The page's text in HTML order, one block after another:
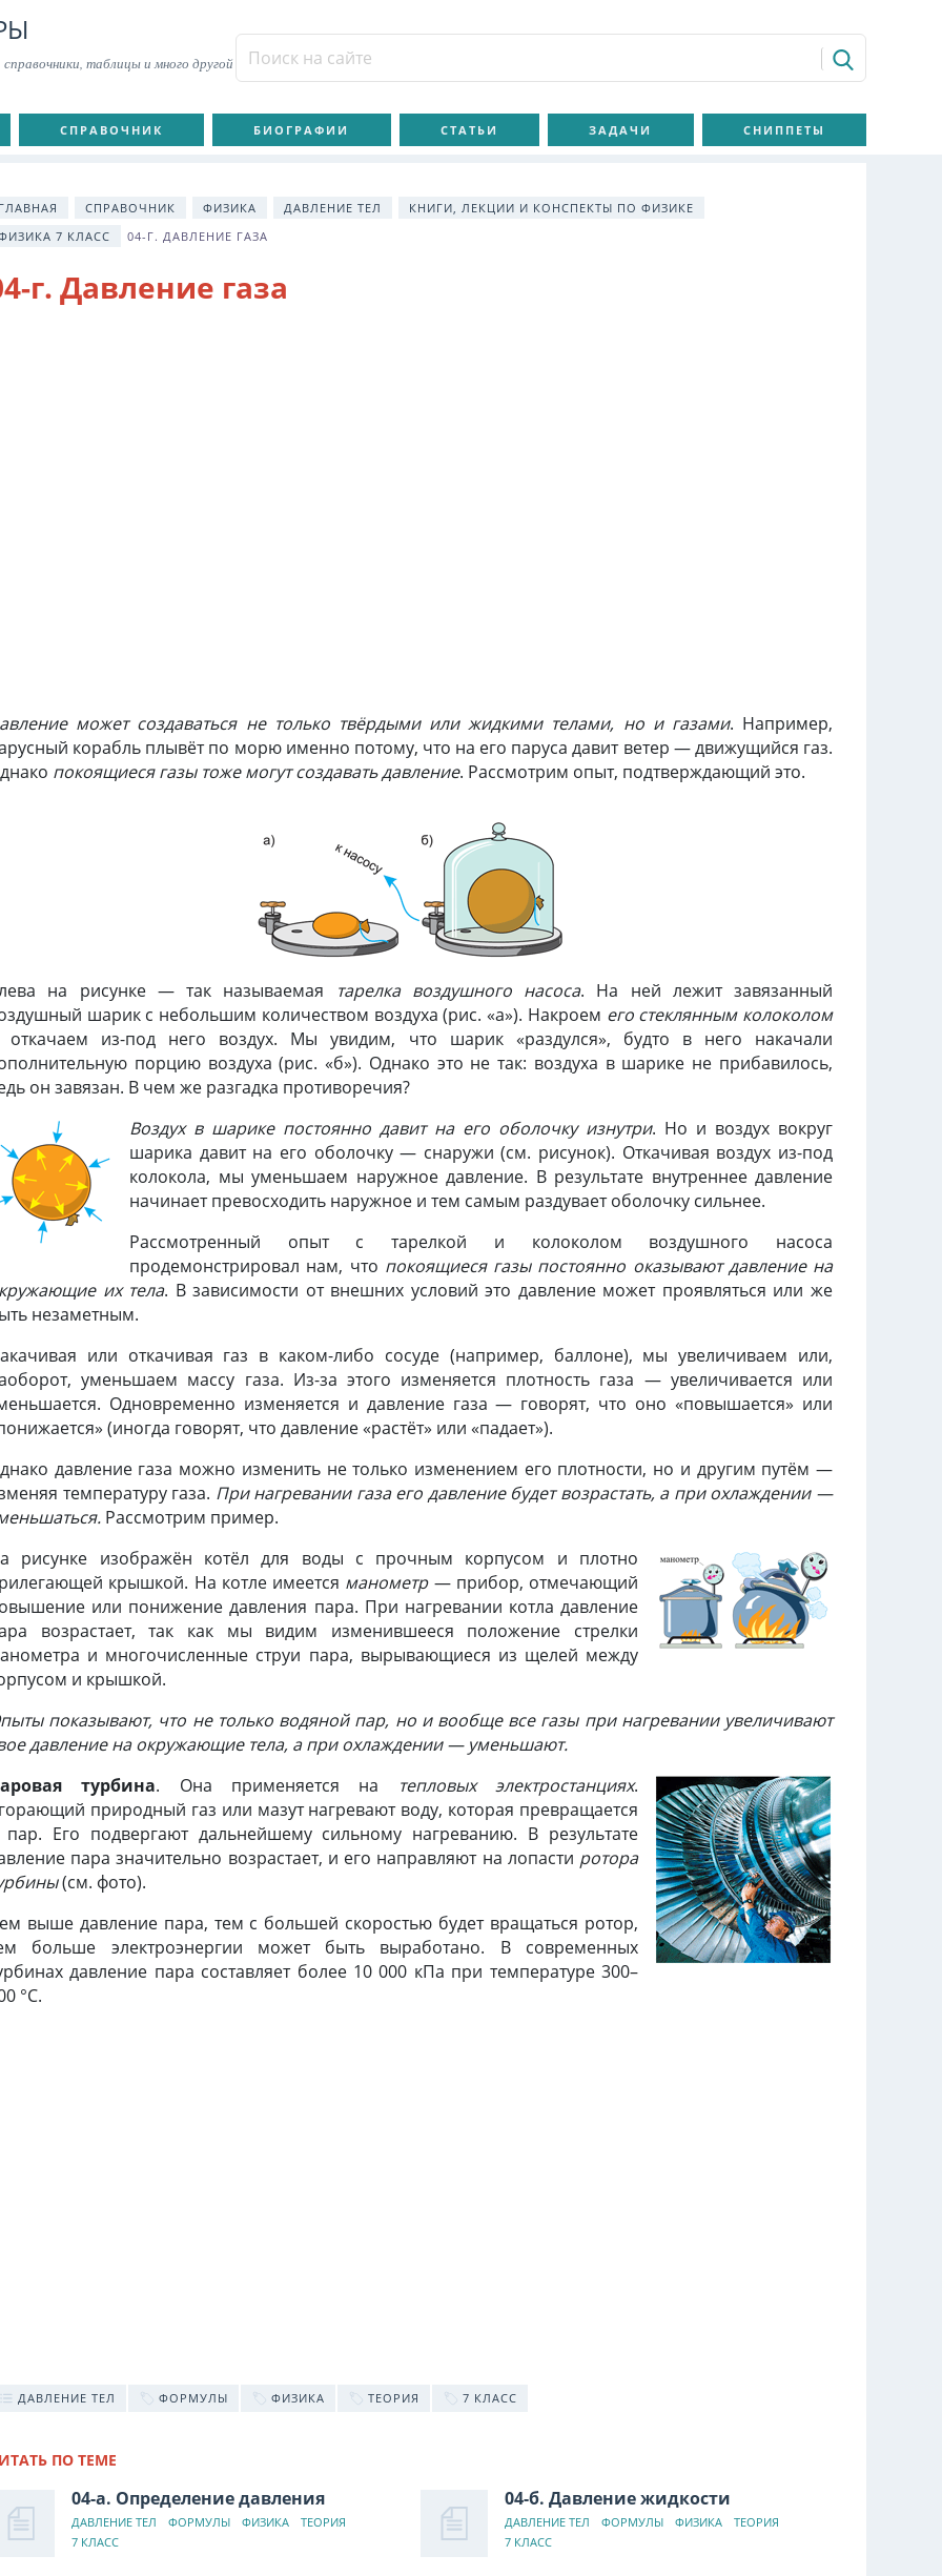
таблицы и много другой
СПРАВОЧНИК БИОГРАФИИ СТАТЬИ ЗАДАЧИ СНИППЕТЫ
СПРАВОЧНИК ФИЗИКА ДАВЛЕНИЕ ТЕЛ
КНИГИ, ЛЕКЦИИ И КОНСПЕКТЫ ПО ФИЗИКЕ
7 КЛАСС
04-Г. ДАВЛЕНИЕ ГАЗА
г. Давление газа
может создаваться не только твёрдыми или жидкими телами, но и газами. Например,
корабль плывёт по морю именно потому, что на его паруса давит ветер — движущийся газ.
покоящиеся газы тоже могут создавать давление. Рассмотрим опыт, подтверждающий это.
на рисунке — так называемая тарелка воздушного насоса. На ней лежит завязанный
шарик с небольшим количеством воздуха (рис. «а»). Накроем его стеклянным колоколом
из-под него воздух. Мы увидим, что шарик «раздулся», будто в него накачали
порцию воздуха (рис. «б»). Однако это не так: воздуха в шарике не прибавилось,
он завязан. В чем же разгадка противоречия?
Воздух в шарике постоянно давит на его оболочку изнутри. Но и воздух вокруг
шарика давит на его оболочку — снаружи (см. рисунок). Откачивая воздух из-под
колокола, мы уменьшаем наружное давление. В результате внутреннее давление
начинает превосходить наружное и тем самым раздувает оболочку сильнее.
Рассмотренный опыт с тарелкой и колоколом воздушного насоса
продемонстрировал нам, что покоящиеся газы постоянно оказывают давление на
их тела. В зависимости от внешних условий это давление может проявляться или же
незаметным.
или откачивая газ в каком-либо сосуде (например, баллоне), мы увеличиваем или,
уменьшаем массу газа. Из-за этого изменяется плотность газа — увеличивается или
Одновременно изменяется и давление газа — говорят, что оно «повышается» или
(иногда говорят, что давление «растёт» или «падает»).
давление газа можно изменить не только изменением его плотности, но и другим путём —
температуру газа. При нагревании газа его давление будет возрастать, а при охлаждении —
Рассмотрим пример.
рисунке изображён котёл для воды с прочным корпусом и плотно
крышкой. На котле имеется манометр— прибор, отмечающий
или понижение давления пара. При нагревании котла давление
возрастает, так как мы видим изменившееся положение стрелки
и многочисленные струи пара, вырывающиеся из щелей между
и крышкой.
показывают, что не только водяной пар, но и вообще все газы при нагревании увеличивают
давление на окружающие тела, а при охлаждении — уменьшают.
турбина. Она применяется на тепловых электростанциях.
природный газ или мазут нагревают воду, которая превращается
Его подвергают дальнейшему сильному нагреванию. В результате
пара значительно возрастает, и его направляют на лопасти ротора
(см. фото).
выше давление пара, тем с большей скоростью будет вращаться ротор,
больше электроэнергии может быть выработано. В современных
давление пара составляет более 10 000 кПа при температуре 300–
°С.
ДАВЛЕНИЕ ТЕЛ ФОРМУЛЫ ФИЗИКА ТЕОРИЯ 7 КЛАСС
ПО ТЕМЕ
04-а. Определение давления
ДАВЛЕНИЕ ТЕЛ ФОРМУЛЫ ФИЗИКА
ТЕОРИЯ
7 КЛАСС
04-б. Давление жидкости
ДАВЛЕНИЕ ТЕЛ ФОРМУЛЫ ФИЗИКА
ТЕОРИЯ
7 КЛАСС